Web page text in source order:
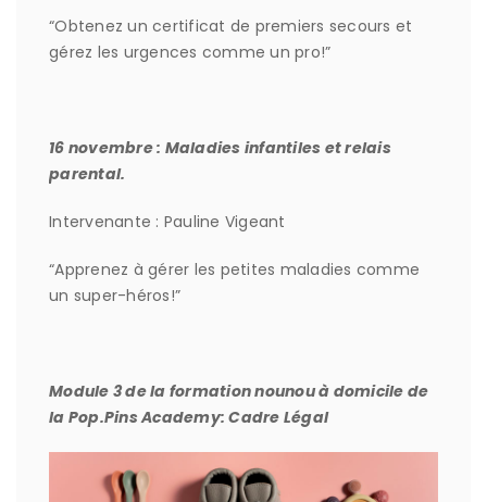
“Obtenez un certificat de premiers secours et
gérez les urgences comme un pro!”
16 novembre : Maladies infantiles et relais
parental.
Intervenante : Pauline Vigeant
“Apprenez à gérer les petites maladies comme
un super-héros!”
Module 3 de la formation nounou à domicile de
la Pop.Pins Academy: Cadre Légal